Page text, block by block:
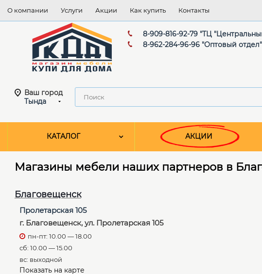
О компании Услуги Акции Как купить Контакты
8-909-816-92-79 "ТЦ
8-962-284-96-96 "Оптовый отдел"
Ваш город
Тында
КАТАЛОГ АКЦИИ
Магазины мебели наших партнеров в
Благовещенск
Пролетарская 105
г. Благовещенск, ул. Пролетарская 105
пн-пт: 10.00 — 18.00
сб: 10.00 — 15.00
вс: выходной
Показать на карте